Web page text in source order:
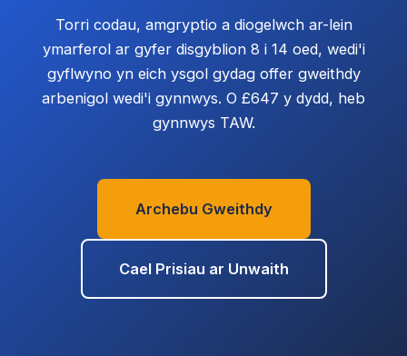
Torri codau, amgryptio a diogelwch ar-lein
ymarferol ar gyfer disgyblion 8 i 14 oed, wedi'i
gyflwyno yn eich ysgol gydag offer gweithdy
arbenigol wedi'i gynnwys. O £647 y dydd, heb
gynnwys TAW.
Archebu Gweithdy
Cael Prisiau ar Unwaith